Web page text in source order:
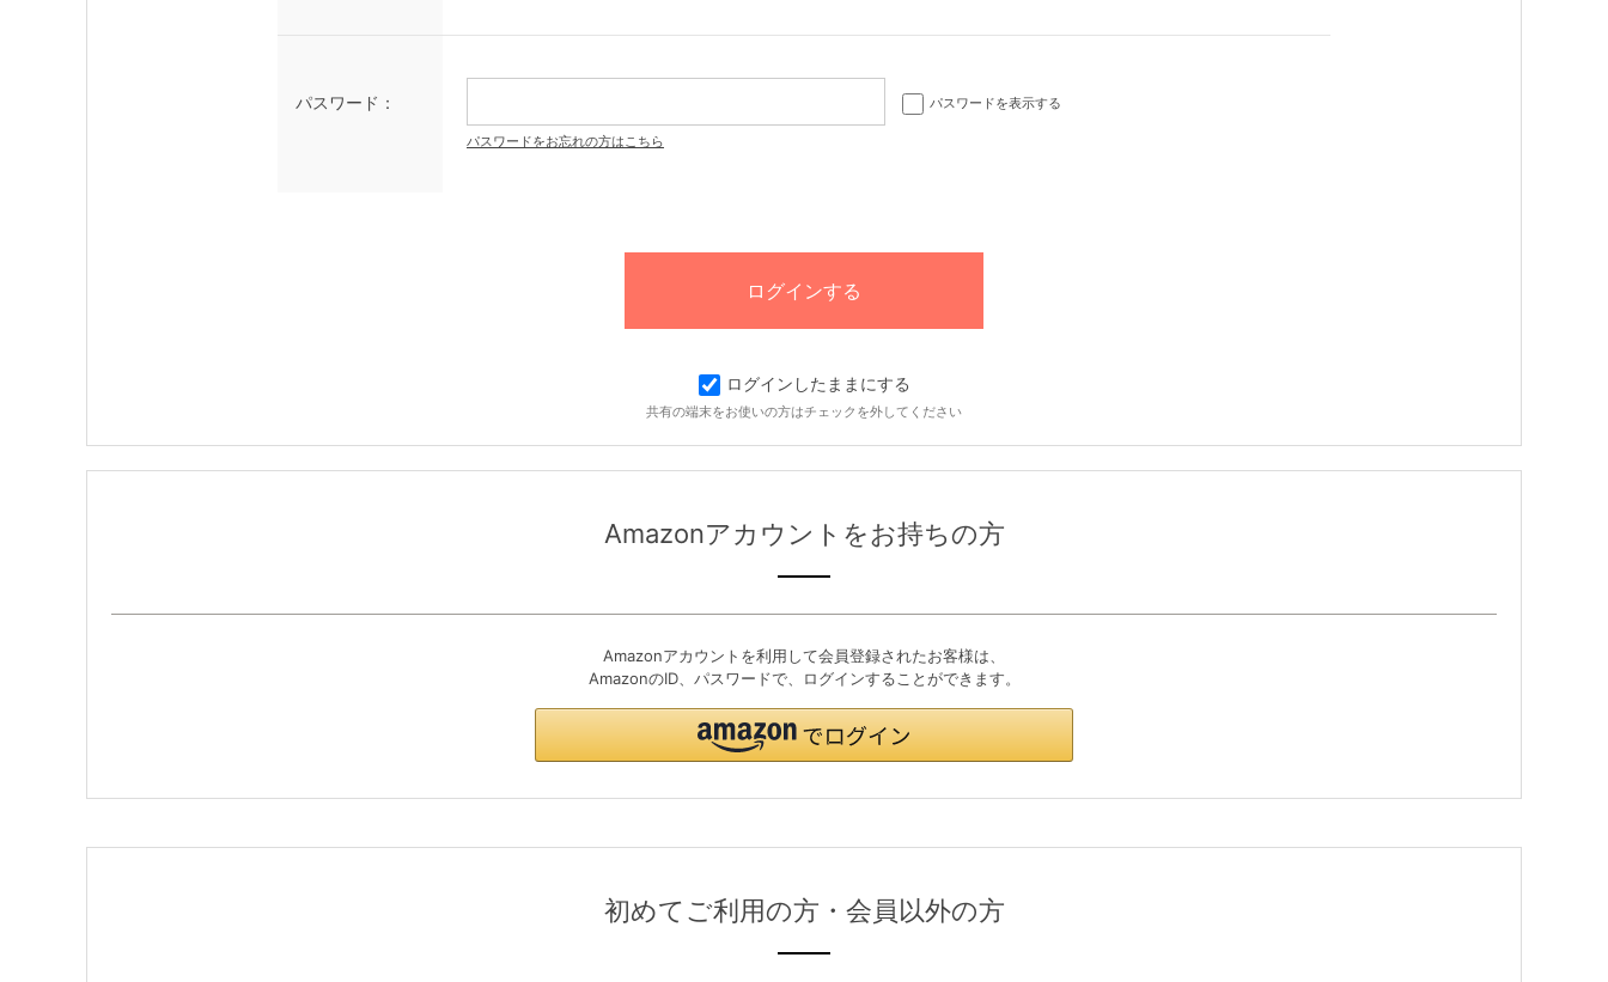
パスワード： パスワードを表示する
パスワードをお忘れの方はこちら
ログインしたままにする
共有の端末をお使いの方はチェックを外してください
Amazonアカウントをお持ちの方
Amazonアカウントを利用して会員登録されたお客様は、
AmazonのID、パスワードで、ログインすることができます。
初めてご利用の方・会員以外の方